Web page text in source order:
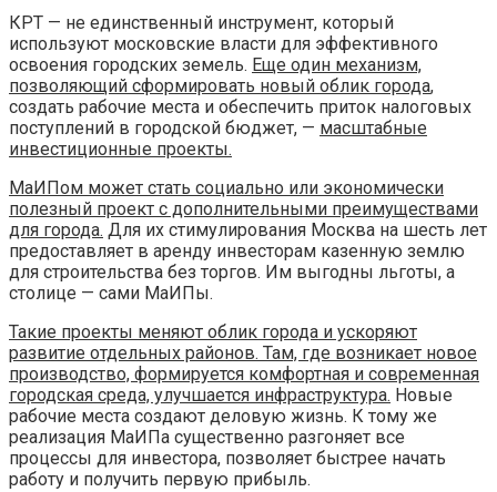
КРТ — не единственный инструмент, который
используют московские власти для эффективного
освоения городских земель. Еще один механизм,
позволяющий сформировать новый облик города,
создать рабочие места и обеспечить приток налоговых
поступлений в городской бюджет, — масштабные
инвестиционные проекты.
МаИПом может стать социально или экономически
полезный проект с дополнительными преимуществами
для города. Для их стимулирования Москва на шесть лет
предоставляет в аренду инвесторам казенную землю
для строительства без торгов. Им выгодны льготы, а
столице — сами МаИПы.
Такие проекты меняют облик города и ускоряют
развитие отдельных районов. Там, где возникает новое
производство, формируется комфортная и современная
городская среда, улучшается инфраструктура. Новые
рабочие места создают деловую жизнь. К тому же
реализация МаИПа существенно разгоняет все
процессы для инвестора, позволяет быстрее начать
работу и получить первую прибыль.